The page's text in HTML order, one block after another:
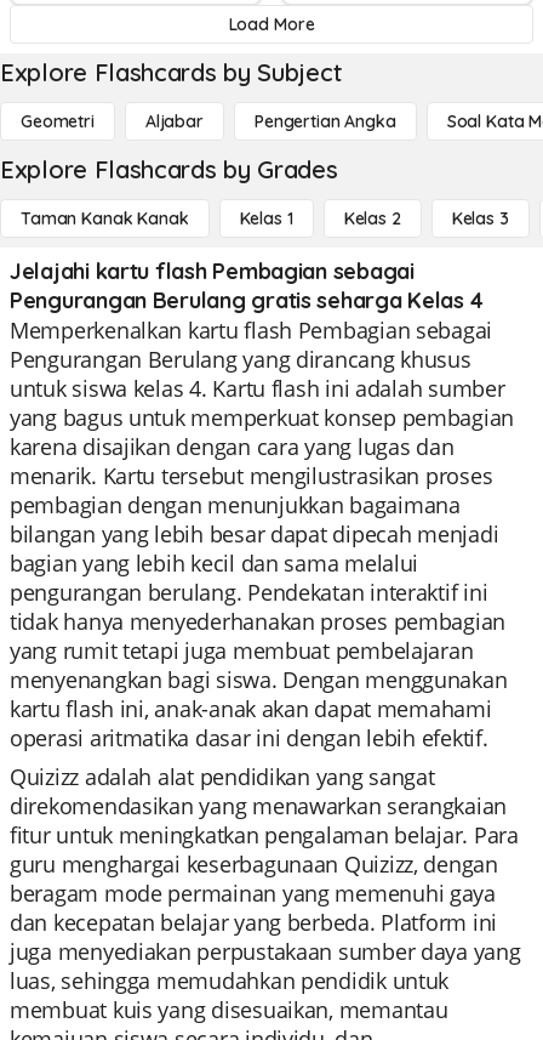
Load More
Explore Flashcards by Subject
Geometri Aljabar Pengertian Angka Soal Kata
Explore Flashcards by Grades
Taman Kanak Kanak Kelas 1 Kelas 2 Kelas 3
Jelajahi kartu flash Pembagian sebagai
Pengurangan Berulang gratis seharga Kelas 4
Memperkenalkan kartu flash Pembagian sebagai
Pengurangan Berulang yang dirancang khusus
untuk siswa kelas 4. Kartu flash ini adalah sumber
yang bagus untuk memperkuat konsep pembagian
karena disajikan dengan cara yang lugas dan
menarik. Kartu tersebut mengilustrasikan proses
pembagian dengan menunjukkan bagaimana
bilangan yang lebih besar dapat dipecah menjadi
bagian yang lebih kecil dan sama melalui
pengurangan berulang. Pendekatan interaktif ini
tidak hanya menyederhanakan proses pembagian
yang rumit tetapi juga membuat pembelajaran
menyenangkan bagi siswa. Dengan menggunakan
kartu flash ini, anak-anak akan dapat memahami
operasi aritmatika dasar ini dengan lebih efektif.
Quizizz adalah alat pendidikan yang sangat
direkomendasikan yang menawarkan serangkaian
fitur untuk meningkatkan pengalaman belajar. Para
guru menghargai keserbagunaan Quizizz, dengan
beragam mode permainan yang memenuhi gaya
dan kecepatan belajar yang berbeda. Platform ini
juga menyediakan perpustakaan sumber daya yang
luas, sehingga memudahkan pendidik untuk
membuat kuis yang disesuaikan, memantau